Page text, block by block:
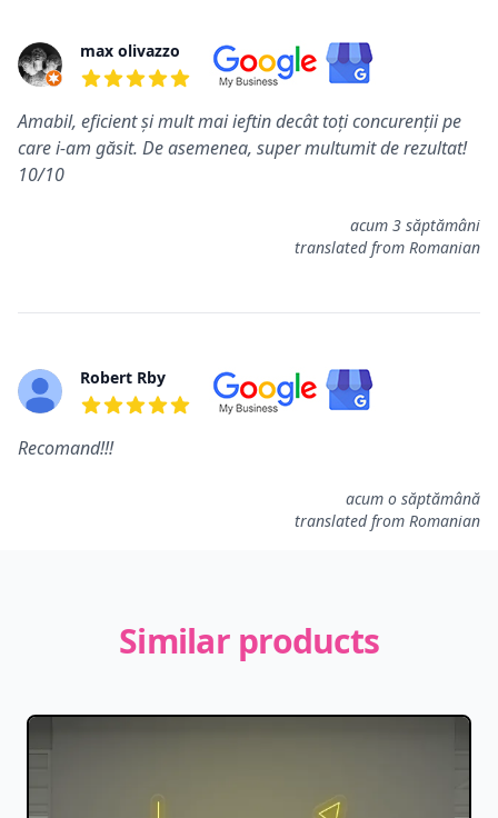
max olivazzo
Amabil, eficient și mult mai ieftin decât toți concurenții pe
care i-am găsit. De asemenea, super multumit de rezultat!
10/10
acum 3 săptămâni
translated from Romanian
Robert Rby
Recomand!!!
acum o săptămână
translated from Romanian
Similar products